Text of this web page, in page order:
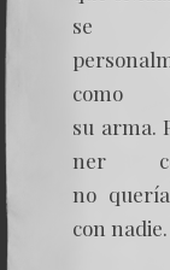
se
como
su arma.
ner
no
con nadie.